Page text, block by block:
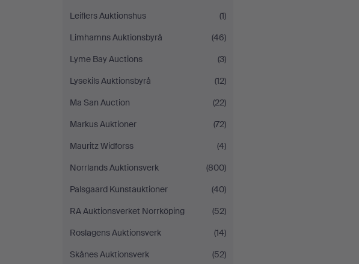
Leiflers Auktionshus
(1)
Limhamns Auktionsbyrå
(46)
Lyme Bay Auctions
(3)
Lysekils Auktionsbyrå
(12)
Ma San Auction
(22)
Markus Auktioner
(72)
Mauritz Widforss
(4)
Norrlands Auktionsverk
(800)
Palsgaard Kunstauktioner
(40)
RA Auktionsverket Norrköping
(52)
Roslagens Auktionsverk
(14)
Skånes Auktionsverk
(52)